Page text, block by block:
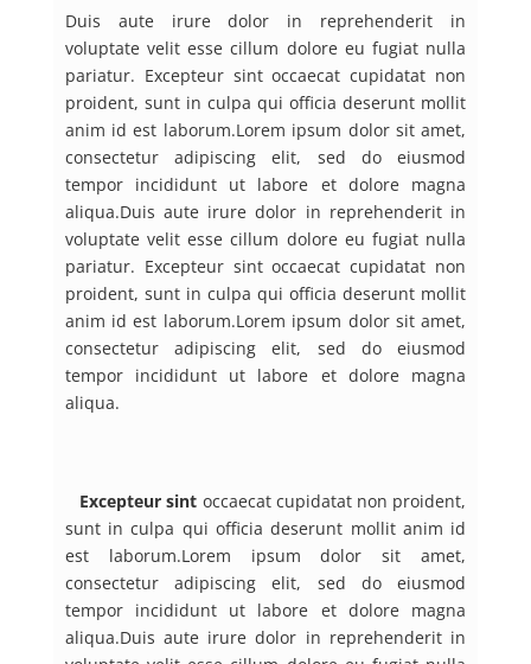
Duis aute irure dolor in reprehenderit in
voluptate velit esse cillum dolore eu fugiat nulla
pariatur. Excepteur sint occaecat cupidatat non
proident, sunt in culpa qui officia deserunt mollit
anim id est laborum.Lorem ipsum dolor sit amet,
consectetur adipiscing elit, sed do eiusmod
tempor incididunt ut labore et dolore magna
aliqua.Duis aute irure dolor in reprehenderit in
voluptate velit esse cillum dolore eu fugiat nulla
pariatur. Excepteur sint occaecat cupidatat non
proident, sunt in culpa qui officia deserunt mollit
anim id est laborum.Lorem ipsum dolor sit amet,
consectetur adipiscing elit, sed do eiusmod
tempor incididunt ut labore et dolore magna
aliqua.
Excepteur sint occaecat cupidatat non proident,
sunt in culpa qui officia deserunt mollit anim id
est laborum.Lorem ipsum dolor sit amet,
consectetur adipiscing elit, sed do eiusmod
tempor incididunt ut labore et dolore magna
aliqua.Duis aute irure dolor in reprehenderit in